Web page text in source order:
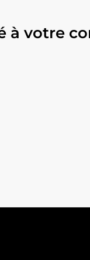
à votre